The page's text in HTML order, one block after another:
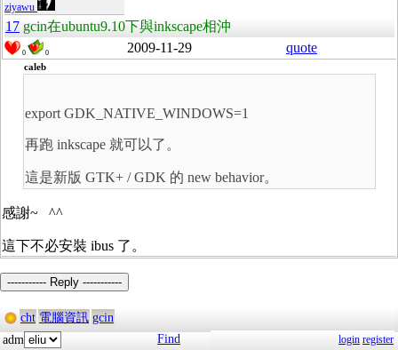
ziyawu
17 gcin在ubuntu9.10下與inkscape相沖
0 0 2009-11-29 quote
caleb
export GDK_NATIVE_WINDOWS=1
再跑 inkscape 就可以了。
這是新版 GTK+ / GDK 的 new behavior。
感謝~ ^^
這下不必安裝 ibus 了。
----------- Reply -----------
cht 電腦資訊 gcin
adm
Find login register